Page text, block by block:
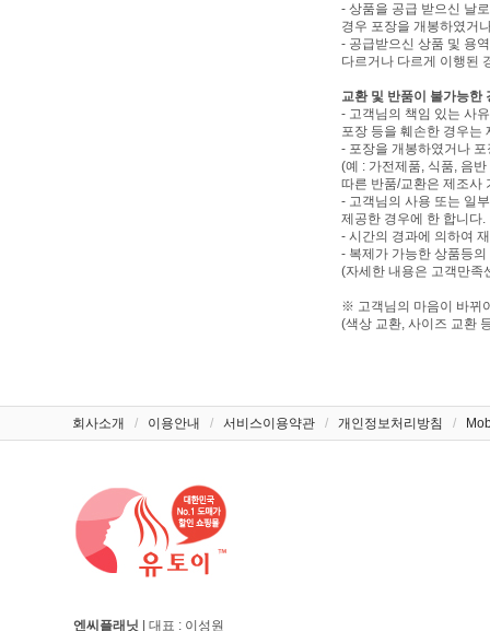
- 상품을 공급 받으신 날
경우 포장을 개봉하였거
- 공급받으신 상품 및 용
다르거나 다르게 이행된
교환 및 반품이 불가능한
- 고객님의 책임 있는 사
포장 등을 훼손한 경우는
- 포장을 개봉하였거나
(예 : 가전제품, 식품, 음
따른 반품/교환은 제조사
- 고객님의 사용 또는 일
제공한 경우에 한 합니다.
- 시간의 경과에 의하여
- 복제가 가능한 상품등
(자세한 내용은 고객만족
※ 고객님의 마음이 바뀌
(색상 교환, 사이즈 교환
회사소개 / 이용안내 / 서비스이용약관 / 개인정보처리방침 /
엔씨플래닛 | 대표 : 이성원